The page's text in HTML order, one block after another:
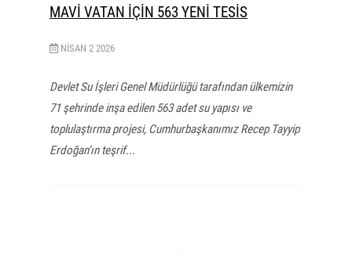
MAVİ VATAN İÇİN 563 YENİ TESİS
NISAN 2 2026
Devlet Su İşleri Genel Müdürlüğü tarafından ülkemizin
71 şehrinde inşa edilen 563 adet su yapısı ve
toplulaştırma projesi, Cumhurbaşkanımız Recep Tayyip
Erdoğan’ın teşrif...